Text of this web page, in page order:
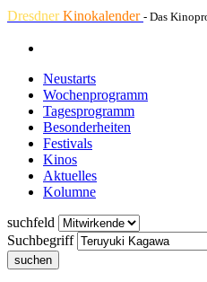
DresdnerKinokalender - Das
Neustarts
Wochenprogramm
Tagesprogramm
Besonderheiten
Festivals
Kinos
Aktuelles
Kolumne
suchfeld
Suchbegriff
suchen